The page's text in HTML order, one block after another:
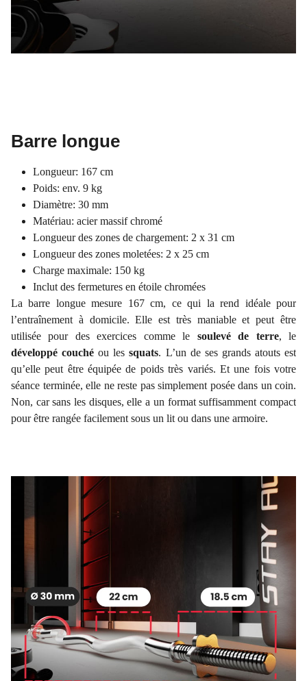
Barre longue
Longueur: 167 cm
Poids: env. 9 kg
Diamètre: 30 mm
Matériau: acier massif chromé
Longueur des zones de chargement: 2 x 31 cm
Longueur des zones moletées: 2 x 25 cm
Charge maximale: 150 kg
Inclut des fermetures en étoile chromées
La barre longue mesure 167 cm, ce qui la rend idéale pour
l’entraînement à domicile. Elle est très maniable et peut être
utilisée pour des exercices comme le soulevé de terre, le
développé couché ou lessquats. L’un de ses grands atouts est
qu’elle peut être équipée de poids très variés. Et une fois votre
séance terminée, elle ne reste pas simplement posée dans un coin.
Non, car sans les disques, elle a un format suffisamment compact
pour être rangée facilement sous un lit ou dans une armoire.